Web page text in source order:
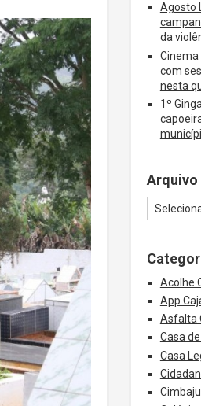
Agosto
da
Cinema
com
nesta
1º
Acolhe
App
Asfalta
Casa
Casa
Cimbaju